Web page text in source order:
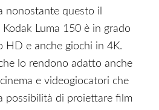
nonostante questo il
Luma 150 è in grado
HD e anche giochi in 4K.
lo rendono adatto anche
e videogiocatori che
possibilità di proiettare film